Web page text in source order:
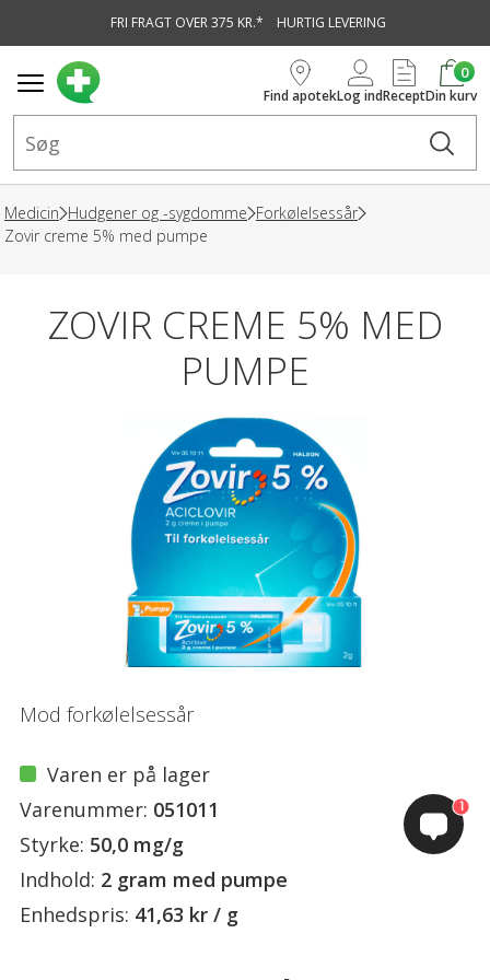
FRI FRAGT OVER 375 KR.* HURTIG LEVERING
Find apotekLog indRecept
0
Din kurv
Medicin Hudgener og -sygdomme Forkølelsessår
Zovir creme 5% med pumpe
ZOVIR CREME 5% MED
PUMPE
Mod forkølelsessår
Varen er på lager
Varenummer: 051011
Styrke: 50,0 mg/g
Indhold: 2 gram med pumpe
Enhedspris: 41,63 kr / g
1